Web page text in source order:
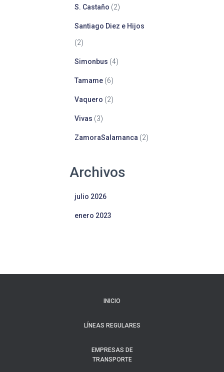
S. Castaño (2)
Santiago Diez e Hijos
(2)
Simonbus (4)
Tamame (6)
Vaquero (2)
Vivas (3)
ZamoraSalamanca (2)
Archivos
julio 2026
enero 2023
INICIO
LÍNEAS REGULARES
EMPRESAS DE
TRANSPORTE